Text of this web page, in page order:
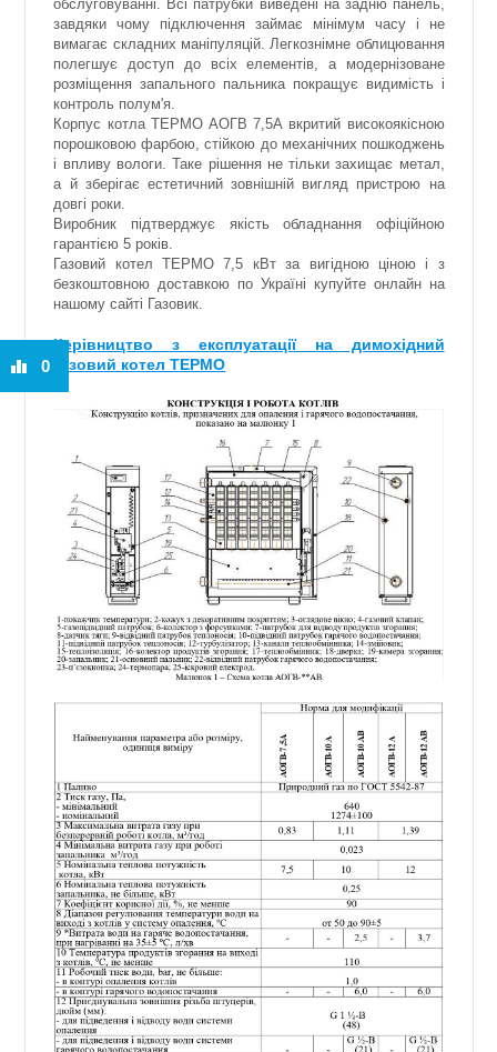
обслуговуванні. Всі патрубки виведені на задню панель,
завдяки чому підключення займає мінімум часу і не
вимагає складних маніпуляцій. Легкознімне облицювання
полегшує доступ до всіх елементів, а модернізоване
розміщення запального пальника покращує видимість і
контроль полум'я.
Корпус котла ТЕРМО АОГВ 7,5А вкритий високоякісною
порошковою фарбою, стійкою до механічних пошкоджень
і впливу вологи. Таке рішення не тільки захищає метал,
а й зберігає естетичний зовнішній вигляд пристрою на
довгі роки.
Виробник підтверджує якість обладнання офіційною
гарантією 5 років.
Газовий котел ТЕРМО 7,5 кВт за вигідною ціною і з
безкоштовною доставкою по Україні купуйте онлайн на
нашому сайті Газовик.
Керівництво з експлуатації на димохідний
газовий котел ТЕРМО
0